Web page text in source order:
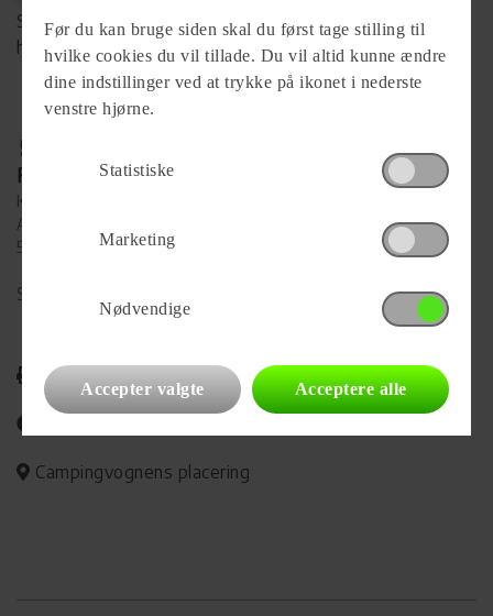
Se komplet info på forhandlerens
hjemmeside
Forhandler
Kai's Caravan
Algade 76
5592 Ejby
Se alle
Udskriv
Campingvognens placering
Før du kan bruge siden skal du først tage stilling til
hvilke cookies du vil tillade. Du vil altid kunne ændre
dine indstillinger ved at trykke på ikonet i nederste
venstre hjørne.
Statistiske
Marketing
Nødvendige
Accepter valgte Acceptere alle